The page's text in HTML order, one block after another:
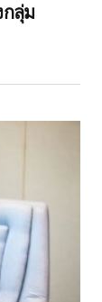
ลุ่ม